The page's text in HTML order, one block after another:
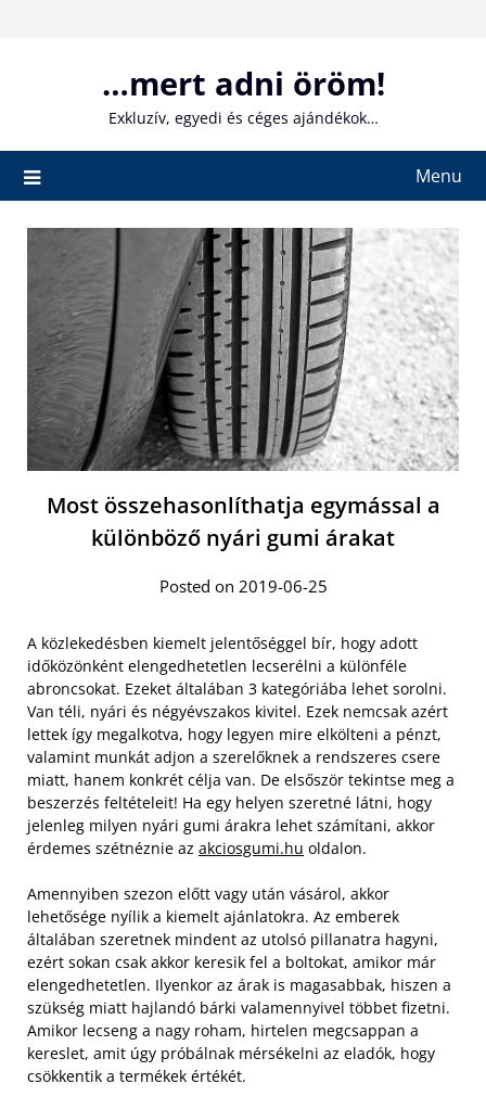
…mert adni öröm!
Exkluzív, egyedi és céges ajándékok…
Menu
Most összehasonlíthatja egymással a
különböző nyári gumi árakat
Posted on 2019-06-25
A közlekedésben kiemelt jelentőséggel bír, hogy adott
időközönként elengedhetetlen lecserélni a különféle
abroncsokat. Ezeket általában 3 kategóriába lehet sorolni.
Van téli, nyári és négyévszakos kivitel. Ezek nemcsak azért
lettek így megalkotva, hogy legyen mire elkölteni a pénzt,
valamint munkát adjon a szerelőknek a rendszeres csere
miatt, hanem konkrét célja van. De elsőször tekintse meg a
beszerzés feltételeit! Ha egy helyen szeretné látni, hogy
jelenleg milyen nyári gumi árakra lehet számítani, akkor
érdemes szétnéznie az akciosgumi.hu oldalon.
Amennyiben szezon előtt vagy után vásárol, akkor
lehetősége nyílik a kiemelt ajánlatokra. Az emberek
általában szeretnek mindent az utolsó pillanatra hagyni,
ezért sokan csak akkor keresik fel a boltokat, amikor már
elengedhetetlen. Ilyenkor az árak is magasabbak, hiszen a
szükség miatt hajlandó bárki valamennyivel többet fizetni.
Amikor lecseng a nagy roham, hirtelen megcsappan a
kereslet, amit úgy próbálnak mérsékelni az eladók, hogy
csökkentik a termékek értékét.